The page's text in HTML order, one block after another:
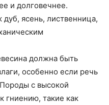
и долговечнее.
ясень, лиственница,
должна быть
особенно если речь
с высокой
гниению, такие как